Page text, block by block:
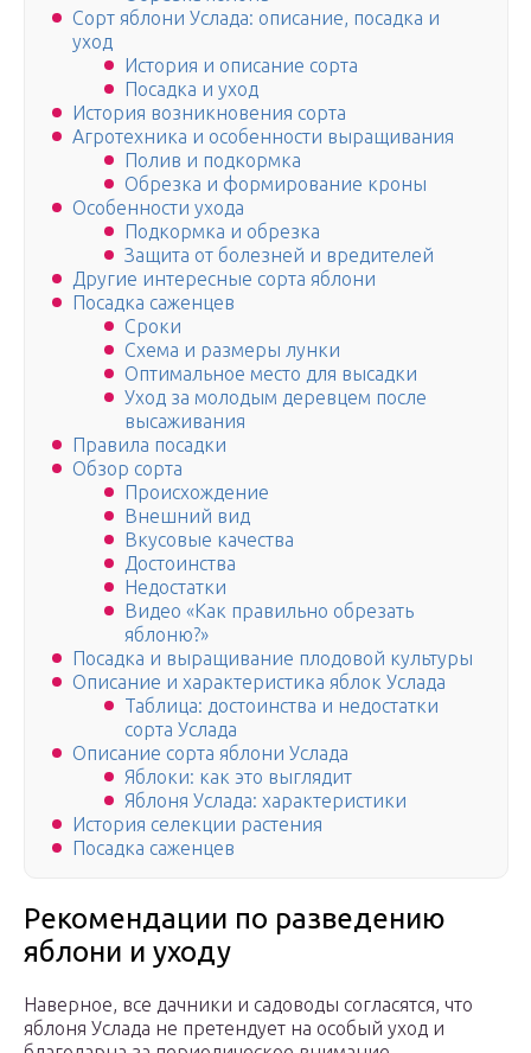
Сорт яблони Услада: описание, посадка и
уход
История и описание сорта
Посадка и уход
История возникновения сорта
Агротехника и особенности выращивания
Полив и подкормка
Обрезка и формирование кроны
Особенности ухода
Подкормка и обрезка
Защита от болезней и вредителей
Другие интересные сорта яблони
Посадка саженцев
Сроки
Схема и размеры лунки
Оптимальное место для высадки
Уход за молодым деревцем после
высаживания
Правила посадки
Обзор сорта
Происхождение
Внешний вид
Вкусовые качества
Достоинства
Недостатки
Видео «Как правильно обрезать
яблоню?»
Посадка и выращивание плодовой культуры
Описание и характеристика яблок Услада
Таблица: достоинства и недостатки
сорта Услада
Описание сорта яблони Услада
Яблоки: как это выглядит
Яблоня Услада: характеристики
История селекции растения
Посадка саженцев
Рекомендации по разведению
яблони и уходу
Наверное, все дачники и садоводы согласятся, что
яблоня Услада не претендует на особый уход и